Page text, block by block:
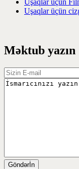
Uşaqlar üçün
Uşaqlar üçün
Məktub yazın